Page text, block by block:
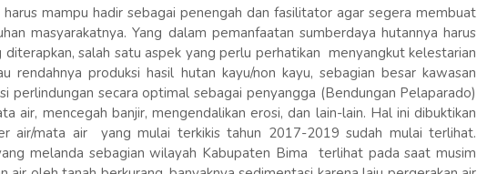
mampu hadir sebagai penengah dan fasilitator agar segera membuat
masyarakatnya. Yang dalam pemanfaatan sumberdaya hutannya harus
diterapkan, salah satu aspek yang perlu perhatikan menyangkut kelestarian
rendahnya produksi hasil hutan kayu/non kayu, sebagian besar kawasan
perlindungan secara optimal sebagai penyangga (Bendungan Pelaparado)
air, mencegah banjir, mengendalikan erosi, dan lain-lain. Hal ini dibuktikan
air/mata air yang mulai terkikis tahun 2017-2019 sudah mulai terlihat.
melanda sebagian wilayah Kabupaten Bima terlihat pada saat musim